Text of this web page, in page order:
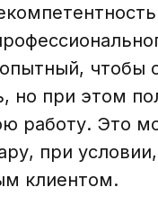
чтобы
но при этом
работу. Это
при
клиентом.